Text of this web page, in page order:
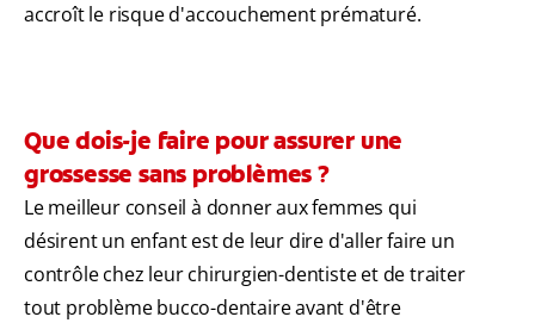
accroît le risque d'accouchement prématuré.
Que dois-je faire pour assurer une
grossesse sans problèmes ?
Le meilleur conseil à donner aux femmes qui
désirent un enfant est de leur dire d'aller faire un
contrôle chez leur chirurgien-dentiste et de traiter
tout problème bucco-dentaire avant d'être